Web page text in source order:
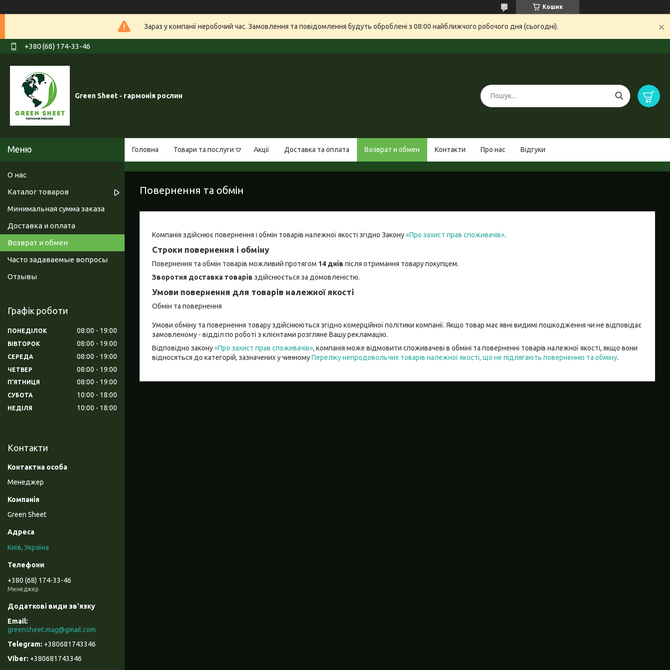
Кошик
Зараз у компанії неробочий час. Замовлення та повідомлення будуть оброблені з 08:00 найближчого робочого дня (сьогодні).
+380 (68) 174-33-46
Green Sheet - гармонія рослин
Головна Товари та послуги Акції Доставка та оплата Возврат и обмен Контакти Про нас Відгуки
Повернення та обмін
Компанія здійснює повернення і обмін товарів належної якості згідно Закону«Про захист прав споживачів».
Строки повернення і обміну
Повернення та обмін товарів можливий протягом 14 днів після отримання товару покупцем.
Зворотня доставка товарів здійснюється за домовленістю.
Умови повернення для товарів належної якості
Обмін та повернення
Умови обміну та повернення товару здійснюються згідно комерційної політики компанії. Якщо товар має явні видимі пошкодження чи не відповідає
замовленому - відділ по роботі з клієнтами розгляне Вашу рекламацію.
Відповідно закону«Про захист прав споживачів», компанія може відмовити споживачеві в обміні та поверненні товарів належної якості, якщо вони
відносяться до категорій, зазначених у чинномуПереліку непродовольчих товарів належної якості, що не підлягають поверненню та обміну.
О нас
Каталог товаров
Минимальная сумма заказа
Доставка и оплата
Возврат и обмен
Часто задаваемые вопросы
Отзывы
Графік роботи
ПОНЕДІЛОК 08:00 19:00
ВІВТОРОК 08:00 19:00
СЕРЕДА 08:00 19:00
ЧЕТВЕР 08:00 19:00
ПʼЯТНИЦЯ 08:00 19:00
СУБОТА 10:00 18:00
НЕДІЛЯ 10:00 18:00
Контакти
Менеджер
Green Sheet
Київ, Україна
+380 (68) 174-33-46
Менеджер
greensheet.mag@gmail.com
+380681743346
+380681743346